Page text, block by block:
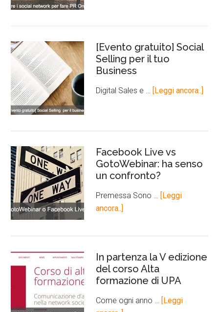
[Evento gratuito] Social
Selling per il tuo
Business
Digital Sales e … [Leggi ancora..]
Facebook Live vs
GotoWebinar: ha senso
un confronto?
Premessa Sono … [Leggi
ancora..]
In partenza la V edizione
del corso Alta
formazione di UPA
Come ogni anno … [Leggi